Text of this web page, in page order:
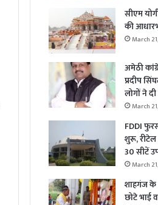
सीएम
की
March
अमेठी
प्रदीप
लोगों ने
March
FDDI
शुरू,
30 सीटें
March
शाहगंज के
छोटे भाई